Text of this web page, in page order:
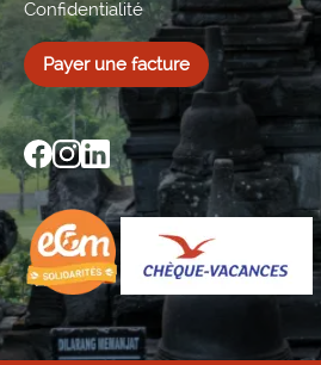
Confidentialité
Payer une facture